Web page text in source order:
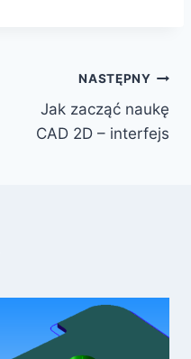
NASTĘPNY
Jak zacząć naukę
CAD 2D – interfejs